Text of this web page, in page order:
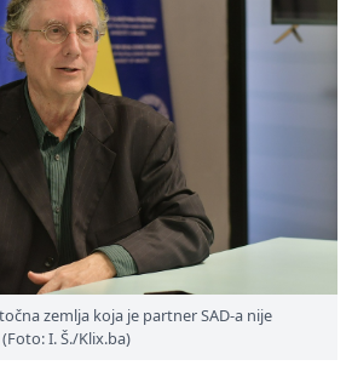
zemlja koja je partner SAD-a nije
I. Š./Klix.ba)